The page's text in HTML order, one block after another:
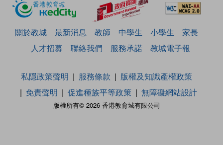
關於教城 最新消息 教師 中學生 小學生
家長
人才招募
聯絡我們 服務承諾 教城電子報
版權所有© 2026 香港教育城有限公司
私隱政策聲明 服務條款
版權及知識產權政策
免責聲明
促進種族平等政策 無障礙網站設計